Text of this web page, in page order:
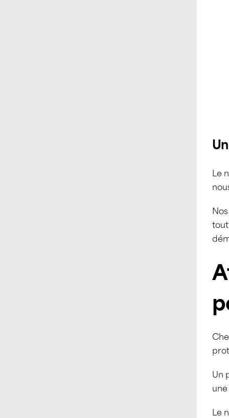
Le
Un
Le